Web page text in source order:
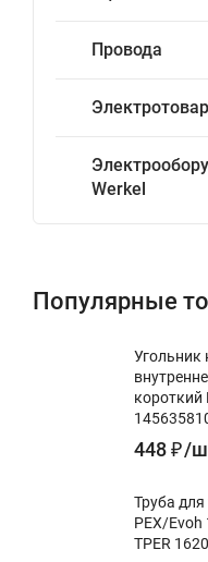
Провода
Werkel
Популярные
Угольник
короткий
448₽/
Труба для
PEX/
TPER